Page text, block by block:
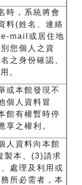
時，系統將會
料(姓名、連絡
e-mail 或居住地
您個人之資
之身份確認、
。
或本館發現不
個人資料冒
館有權暫時停
享之權利。
人資料向本館
製本、 (3)請求
處理及利用或
所必需者，本